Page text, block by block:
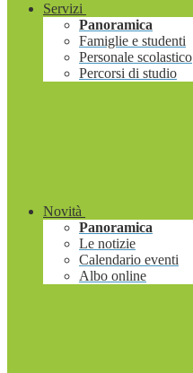
Servizi
Panoramica
Famiglie e studenti
Personale scolastico
Percorsi di studio
Novità
Panoramica
Le notizie
Calendario eventi
Albo online